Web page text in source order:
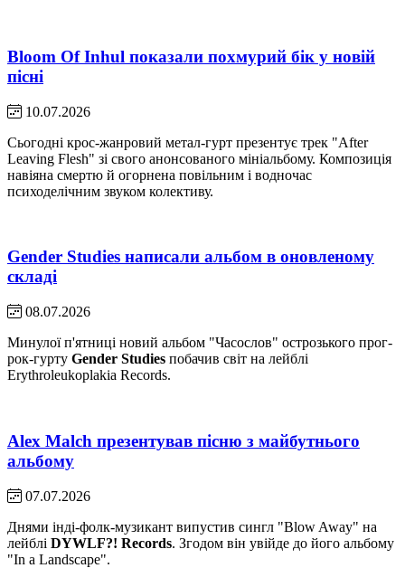
Bloom Of Inhul показали похмурий бік у новій
пісні
10.07.2026
Сьогодні крос-жанровий метал-гурт презентує трек "After
Leaving Flesh" зі свого анонсованого мініальбому. Композиція
навіяна смертю й огорнена повільним і водночас
психоделічним звуком колективу.
Gender Studies написали альбом в оновленому
складі
08.07.2026
Минулої п'ятниці новий альбом "Часослов" острозького прог-
рок-гурту Gender Studies побачив світ на лейблі
Erythroleukoplakia Records.
Alex Malch презентував пісню з майбутнього
альбому
07.07.2026
Днями інді-фолк-музикант випустив сингл "Blow Away" на
лейблі DYWLF?! Records. Згодом він увійде до його альбому
"In a Landscape".